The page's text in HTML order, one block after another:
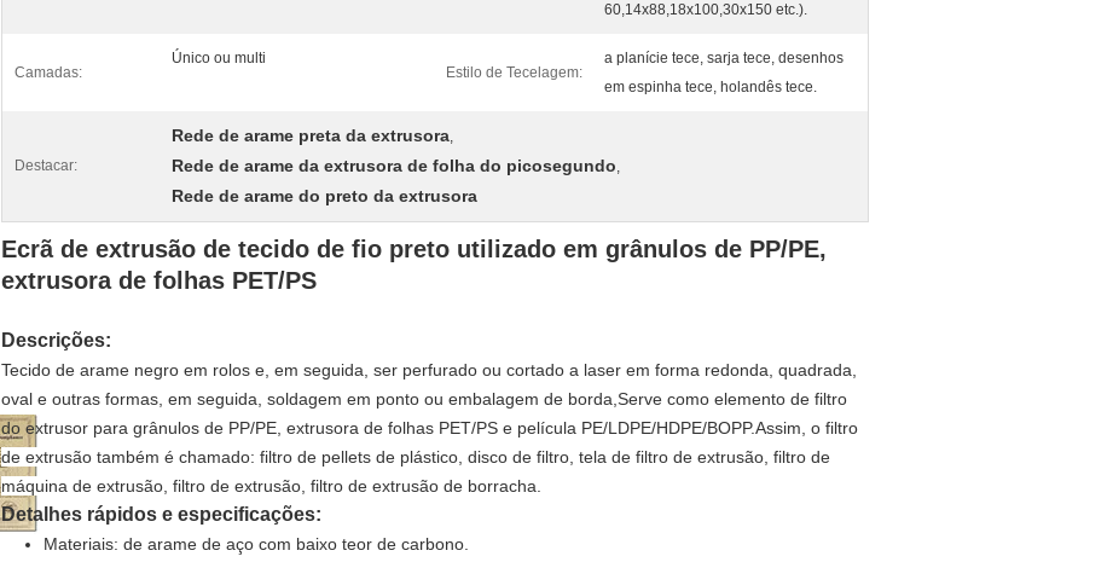
60,14x88,18x100,30x150 etc.).
Camadas:
Único ou multi
Estilo de Tecelagem:
a planície tece, sarja tece, desenhos
em espinha tece, holandês tece.
Destacar:
Rede de arame preta da extrusora,
Rede de arame da extrusora de folha do picosegundo,
Rede de arame do preto da extrusora
Ecrã de extrusão de tecido de fio preto utilizado em grânulos de PP/PE,
extrusora de folhas PET/PS
Descrições:
Tecido de arame negro em rolos e, em seguida, ser perfurado ou cortado a laser em forma redonda, quadrada,
oval e outras formas, em seguida, soldagem em ponto ou embalagem de borda,Serve como elemento de filtro
do extrusor para grânulos de PP/PE, extrusora de folhas PET/PS e película PE/LDPE/HDPE/BOPP.Assim, o filtro
de extrusão também é chamado: filtro de pellets de plástico, disco de filtro, tela de filtro de extrusão, filtro de
máquina de extrusão, filtro de extrusão, filtro de extrusão de borracha.
Detalhes rápidos e especificações:
Materiais: de arame de aço com baixo teor de carbono.